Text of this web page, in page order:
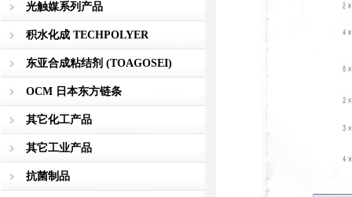
光触媒系列产品
积水化成 TECHPOLYER
东亚合成粘结剂 (TOAGOSEI)
OCM 日本东方链条
其它化工产品
其它工业产品
抗菌制品